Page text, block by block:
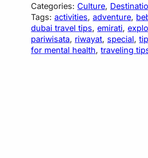
Categories: Culture,
Tags:activities, adventure,
dubai travel tips, emirati,
pariwisata, riwayat, special,
for mental health, traveling